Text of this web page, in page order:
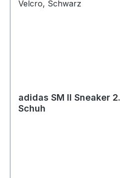
adidas SM II Sneaker
Schuh